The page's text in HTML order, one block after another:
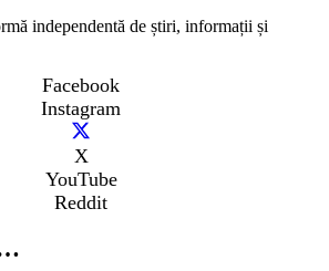
independentă de știri, informații și
Facebook
Instagram
X
YouTube
Reddit